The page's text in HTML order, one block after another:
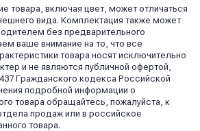
товара, включая цвет, может отличаться
вида. Комплектация также может
без предварительного
ваше внимание на то, что все
товара носят исключительно
и не являются публичной офертой,
Гражданского кодекса Российской
подробной информации о
товара обращайтесь, пожалуйста, к
продаж или в российское
товара.